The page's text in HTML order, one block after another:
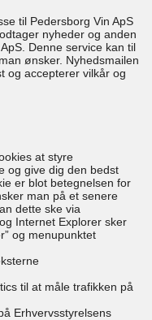
til Pedersborg Vin ApS
nyheder og anden
Denne service kan til
ønsker. Nyhedsmailen
og accepterer vilkår og
at styre
og give dig den bedst
er blot betegnelsen for
man på et senere
dette ske via
Internet Explorer sker
og menupunktet
til at måle trafikken på
Erhvervsstyrelsens